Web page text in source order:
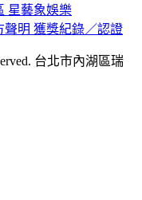
星藝象娛樂
聲明 獲獎紀錄／認證
台北市內湖區瑞